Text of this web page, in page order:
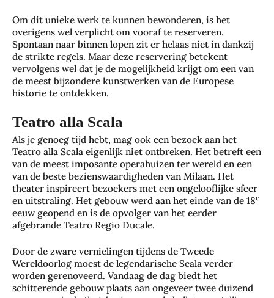
Om dit unieke werk te kunnen bewonderen, is het
overigens wel verplicht om vooraf te reserveren.
Spontaan naar binnen lopen zit er helaas niet in dankzij
de strikte regels. Maar deze reservering betekent
vervolgens wel dat je de mogelijkheid krijgt om een van
de meest bijzondere kunstwerken van de Europese
historie te ontdekken.
Teatro alla Scala
Als je genoeg tijd hebt, mag ook een bezoek aan het
Teatro alla Scala eigenlijk niet ontbreken. Het betreft een
van de meest imposante operahuizen ter wereld en een
van de beste bezienswaardigheden van Milaan. Het
theater inspireert bezoekers met een ongelooflijke sfeer
en uitstraling. Het gebouw werd aan het einde van de 18e
eeuw geopend en is de opvolger van het eerder
afgebrande Teatro Regio Ducale.
Door de zware vernielingen tijdens de Tweede
Wereldoorlog moest de legendarische Scala verder
worden gerenoveerd. Vandaag de dag biedt het
schitterende gebouw plaats aan ongeveer twee duizend